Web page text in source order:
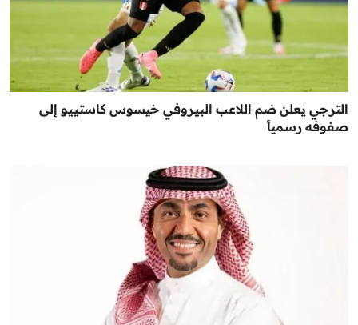
الترجي يعلن ضم اللاعب البيروفي خيسوس كاستييو إلى
صفوفه رسمياً